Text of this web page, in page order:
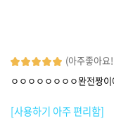
(아주좋아요
ㅇㅇㅇㅇㅇㅇㅇㅇ뫈전짱
[사용하기 아주 편리함]